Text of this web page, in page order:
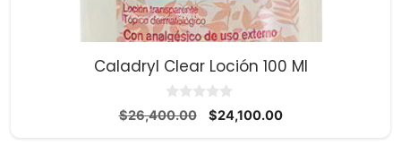
Caladryl Clear Loción 100 Ml
0
d
$26,400.00
El
$24,100.00El